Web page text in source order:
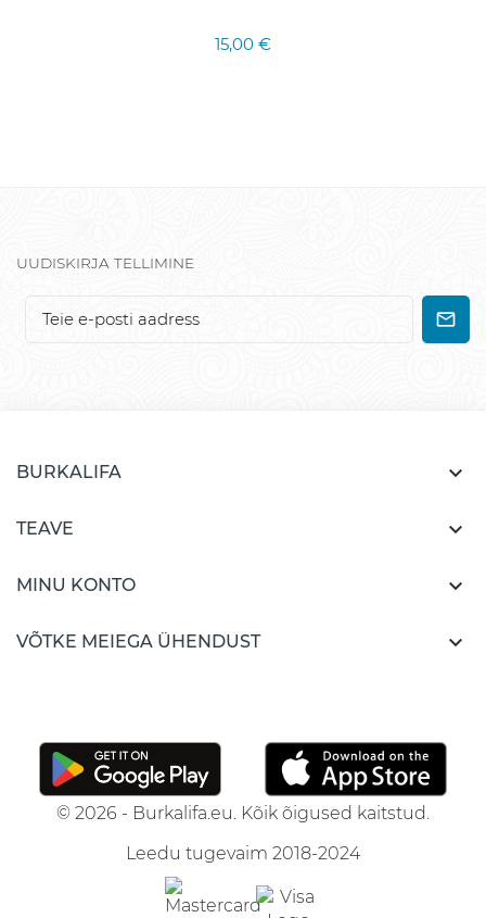
15,00 €
UUDISKIRJA TELLIMINE
BURKALIFA 
TEAVE 
MINU KONTO 
VÕTKE MEIEGA ÜHENDUST 
© 2026 - Burkalifa.eu. Kõik õigused kaitstud.
Leedu tugevaim 2018-2024